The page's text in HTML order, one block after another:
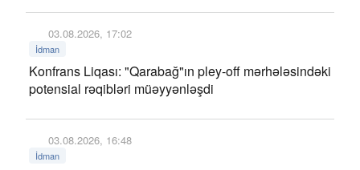
03.08.2026, 17:02
İdman
Konfrans Liqası: "Qarabağ"ın pley-off mərhələsindəki
potensial rəqibləri müəyyənləşdi
03.08.2026, 16:48
İdman